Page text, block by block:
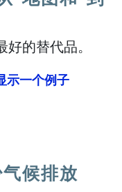
好的替代品。
示一个例子
候排放